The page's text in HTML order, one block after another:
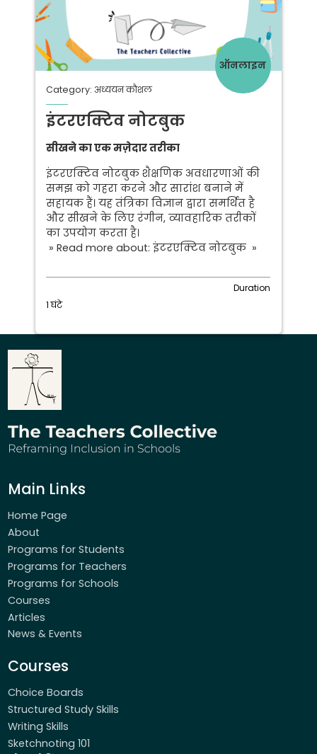
ऑनलाइन
Category: अध्ययन कौशल
इंटरएक्टिव नोटबुक
सीखने का एक मज़ेदार तरीका
इंटरएक्टिव नोटबुक शैक्षणिक अवधारणाओं की
समझ को गहरा करने और सारांश बनाने में
सहायक हैं। यह तंत्रिका विज्ञान द्वारा समर्थित है
और सीखने के लिए रंगीन, व्यावहारिक तरीकों
का उपयोग करता है।
» Read more about: इंटरएक्टिव नोटबुक »
Duration
1 घंटे
Main Links
Home Page
About
Programs for Students
Programs for Teachers
Programs for Schools
Courses
Articles
News & Events
Courses
Choice Boards
Structured Study Skills
Writing Skills
Sketchnoting 101